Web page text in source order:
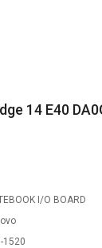
14 E40
I/O BOARD
1520